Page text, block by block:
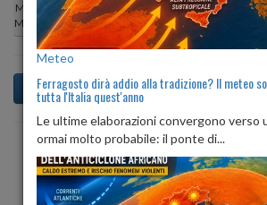
Min:19°C
Max:
27°C
Min:19°C
Max:28°C
Min:19°C
Max:28°C
Min:23°C
Max:27°C
Min:
Previsioni del Tempo a Valle d'Aosta
Meteo tra 5 giorni, venerdì, 14 agosto
d'Aosta:
Meteo
Ferragosto dirà addio alla tradizione? Il meteo
tutta l'Italia quest'anno
Le ultime elaborazioni convergono verso
ormai molto probabile: il ponte di...